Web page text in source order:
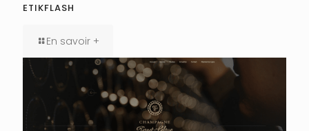
ETIKFLASH
En savoir +